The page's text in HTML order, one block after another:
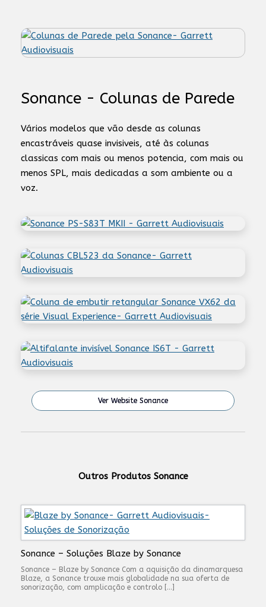
Sonance - Colunas de Parede
Vários modelos que vão desde as colunas
encastráveis quase invisiveis, até às colunas
classicas com mais ou menos potencia, com mais ou
menos SPL, mais dedicadas a som ambiente ou a
voz.
Ver Website Sonance
Outros Produtos Sonance
Sonance – Soluções Blaze by Sonance
Sonance – Blaze by Sonance Com a aquisição da dinamarquesa
Blaze, a Sonance trouxe mais globalidade na sua oferta de
sonorização, com amplicação e controlo […]